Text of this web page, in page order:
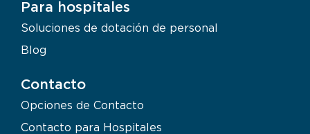
Para hospitales
Soluciones de dotación de personal
Blog
Contacto
Opciones de Contacto
Contacto para Hospitales